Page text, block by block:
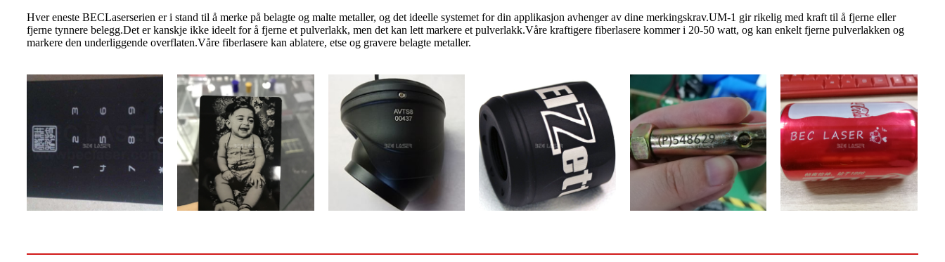
Hver eneste BECLaserserien er i stand til å merke på belagte og malte metaller, og det ideelle systemet for din applikasjon avhenger av dine merkingskrav.UM-1 gir rikelig med kraft til å fjerne eller
fjerne tynnere belegg.Det er kanskje ikke ideelt for å fjerne et pulverlakk, men det kan lett markere et pulverlakk.Våre kraftigere fiberlasere kommer i 20-50 watt, og kan enkelt fjerne pulverlakken og
markere den underliggende overflaten.Våre fiberlasere kan ablatere, etse og gravere belagte metaller.